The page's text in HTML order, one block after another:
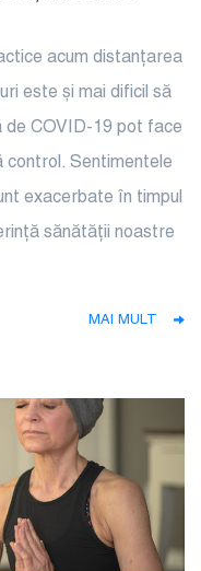
acum distanțarea
este și mai dificil să
de COVID-19 pot face
control. Sentimentele
exacerbate în timpul
sănătății noastre
MAI MULT